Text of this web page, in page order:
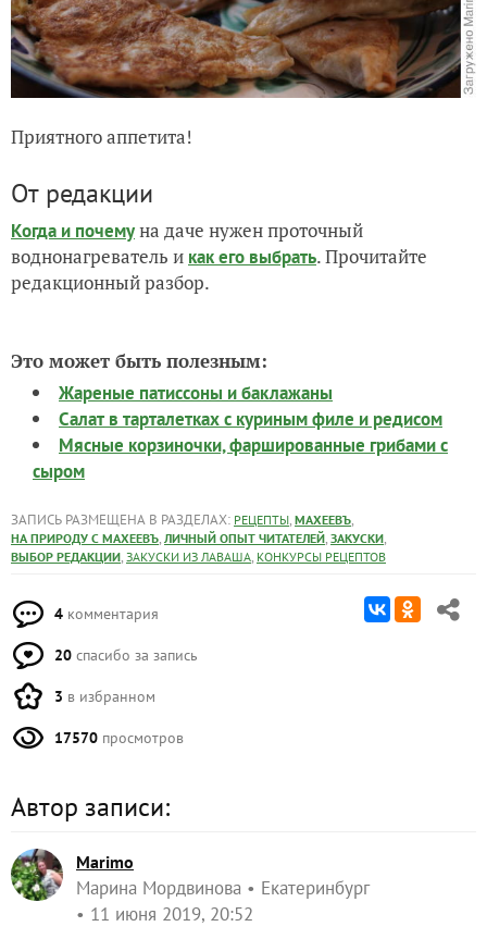
Приятного аппетита!
От редакции
Когда и почемуна даче нужен проточный
воднонагреватель и как его выбрать. Прочитайте
редакционный разбор.
Это может быть полезным:
Жареные патиссоны и баклажаны
Салат в тарталетках с куриным филе и редисом
Мясные корзиночки, фаршированные грибами с
сыром
ЗАПИСЬ РАЗМЕЩЕНА В РАЗДЕЛАХ: РЕЦЕПТЫ, МАХЕЕВЪ,
НА ПРИРОДУ С МАХЕЕВЪ, ЛИЧНЫЙ ОПЫТ ЧИТАТЕЛЕЙ, ЗАКУСКИ,
ВЫБОР РЕДАКЦИИ, ЗАКУСКИ ИЗ ЛАВАША, КОНКУРСЫ РЕЦЕПТОВ
4 комментария
20 спасибо за запись
3 в избранном
17570 просмотров
Автор записи:
Marimo
Марина Мордвинова
Екатеринбург
11 июня 2019, 20:52